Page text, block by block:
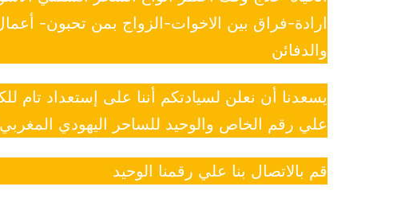
ارادة-فراق بين الاخوات-الزواج بمن تحبون-
والدفائن
يسعدنا أن نعلن لسيادتكم أننا على إستعداد
علي رقم الخاص والوحيد للساحر اليهودي المغربي
قم بالاتصال بنا علي رقمنا الوحيد